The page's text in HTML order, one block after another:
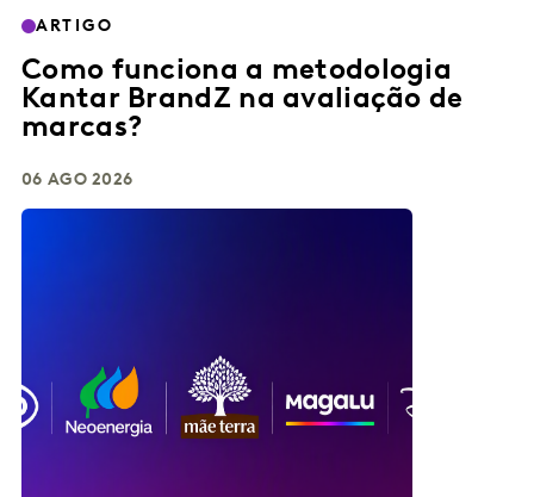
ARTIGO
Como funciona a metodologia
Kantar BrandZ na avaliação de
marcas?
06 AGO 2026